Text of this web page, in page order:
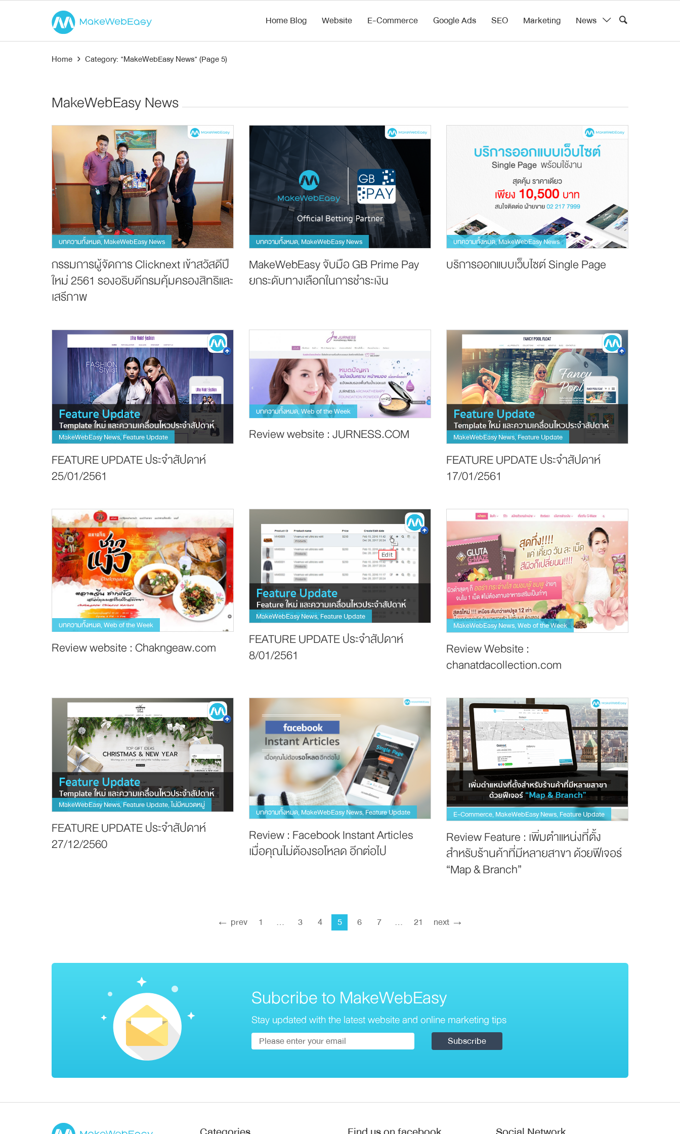
Home Blog Website E-Commerce Google Ads SEO Marketing News
Home › Category: "MakeWebEasy News"(Page 5)
MakeWebEasy News
บทความทั้งหมด,MakeWebEasy News
กรรมการผู้จัดการ Clicknext เข้าสวัสดีปี
ใหม่ 2561 รองอธิบดีกรมคุ้มครองสิทธิและ
เสรีภาพ
บทความทั้งหมด, MakeWebEasy News
MakeWebEasy จับมือ GB Prime Pay
ยกระดับทางเลือกในการชำระเงิน
บทความทั้งหมด,MakeWebEasy News
บริการออกแบบเว็บไซต์ Single Page
MakeWebEasy News,Feature Update
FEATURE UPDATE ประจำสัปดาห์
25/01/2561
บทความทั้งหมด,Web of the Week
Review website : JURNESS.COM MakeWebEasy News,Feature Update
FEATURE UPDATE ประจำสัปดาห์
17/01/2561
บทความทั้งหมด,Web of the Week
Review website : Chakngeaw.com
MakeWebEasy News,Feature Update
FEATURE UPDATE ประจำสัปดาห์
8/01/2561
MakeWebEasy News,Web of the Week
Review Website :
chanatdacollection.com
MakeWebEasy News,Feature Update,ไม่มีหมวดหมู่
FEATURE UPDATE ประจำสัปดาห์
27/12/2560
บทความทั้งหมด, MakeWebEasy News,Feature Update
Review : Facebook Instant Articles
เมื่อคุณไม่ต้องรอโหลด อีกต่อไป
E-Commerce, MakeWebEasy News, Feature Update
Review Feature : เพิ่มตำแหน่งที่ตั้ง
สำหรับร้านค้าที่มีหลายสาขา ด้วยฟีเจอร์
“Map & Branch”
← prev 1 … 3 4 5 6 7 … 21 next →
Subcribe to MakeWebEasy
Stay updated with the latest website and online marketing tips